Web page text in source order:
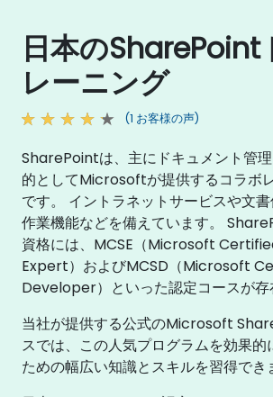
日本のSharePoint
レーニング
(1 お客様の声)
SharePointは、主にドキュメント管
的としてMicrosoftが提供するコラボ
です。 イントラネットサービスや文
作業機能などを備えています。
資格には、MCSE（Microsoft
Expert）およびMCSD（Microsoft
Developer）といった認定コースが存
当社が提供する公式のMicrosoft
スでは、この人気プログラムを効果的
ための幅広い知識とスキルを習得でき